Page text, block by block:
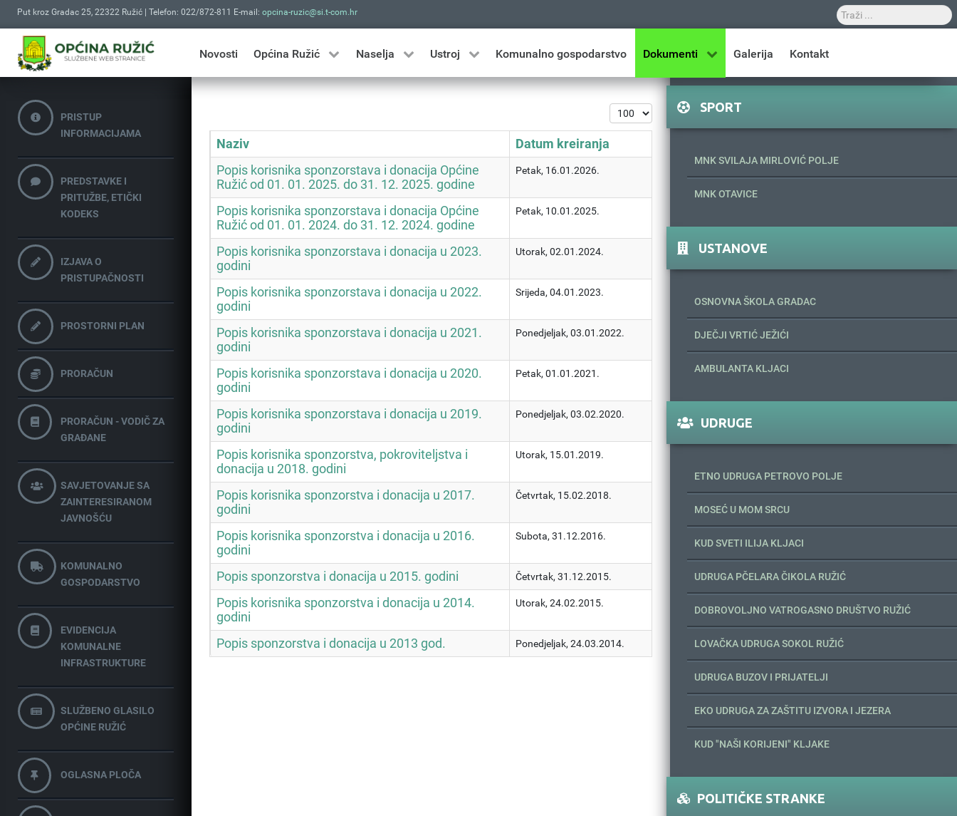
Put kroz Gradac 25, 22322 Ružić | Telefon: 022/872-811 E-mail: opcina-ruzic@si.t-com.hr
Novosti Općina Ružić Naselja Ustroj Komunalno gospodarstvo Dokumenti Galerija Kontakt
PRISTUP
INFORMACIJAMA
PREDSTAVKE I
PRITUŽBE, ETIČKI
KODEKS
IZJAVA O
PRISTUPAČNOSTI
PROSTORNI PLAN
PRORAČUN
PRORAČUN - VODIČ ZA
GRAĐANE
SAVJETOVANJE SA
ZAINTERESIRANOM
JAVNOŠĆU
KOMUNALNO
GOSPODARSTVO
EVIDENCIJA
KOMUNALNE
INFRASTRUKTURE
SLUŽBENO GLASILO
OPĆINE RUŽIĆ
OGLASNA PLOČA
Prikaz #
Naziv
Datum kreiranja
Popis korisnika sponzorstava i donacija Općine
Ružić od 01. 01. 2025. do 31. 12. 2025. godine
Petak, 16.01.2026.
Popis korisnika sponzorstava i donacija Općine
Ružić od 01. 01. 2024. do 31. 12. 2024. godine
Petak, 10.01.2025.
Popis korisnika sponzorstava i donacija u 2023.
godini
Utorak, 02.01.2024.
Popis korisnika sponzorstava i donacija u 2022.
godini
Srijeda, 04.01.2023.
Popis korisnika sponzorstava i donacija u 2021.
godini
Ponedjeljak, 03.01.2022.
Popis korisnika sponzorstava i donacija u 2020.
godini
Petak, 01.01.2021.
Popis korisnika sponzorstava i donacija u 2019.
godini
Ponedjeljak, 03.02.2020.
Popis korisnika sponzorstva, pokroviteljstva i
donacija u 2018. godini
Utorak, 15.01.2019.
Popis korisnika sponzorstva i donacija u 2017.
godini
Četvrtak, 15.02.2018.
Popis korisnika sponzorstva i donacija u 2016.
godini
Subota, 31.12.2016.
Popis sponzorstva i donacija u 2015. godini Četvrtak, 31.12.2015.
Popis korisnika sponzorstva i donacija u 2014.
godini
Utorak, 24.02.2015.
Popis sponzorstva i donacija u 2013 god. Ponedjeljak, 24.03.2014.
SPORT
MNK SVILAJA MIRLOVIĆ POLJE
MNK OTAVICE
USTANOVE
OSNOVNA ŠKOLA GRADAC
DJEČJI VRTIĆ JEŽIĆI
AMBULANTA KLJACI
UDRUGE
ETNO UDRUGA PETROVO POLJE
MOSEĆ U MOM SRCU
KUD SVETI ILIJA KLJACI
UDRUGA PČELARA ČIKOLA RUŽIĆ
DOBROVOLJNO VATROGASNO DRUŠTVO RUŽIĆ
LOVAČKA UDRUGA SOKOL RUŽIĆ
UDRUGA BUZOV I PRIJATELJI
EKO UDRUGA ZA ZAŠTITU IZVORA I JEZERA
KUD "NAŠI KORIJENI" KLJAKE
POLITIČKE STRANKE